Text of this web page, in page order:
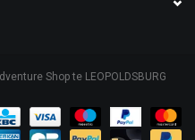
Shop te LEOPOLDSBURG